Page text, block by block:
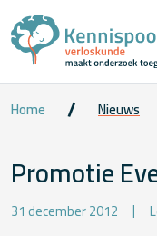
Home Nieuws
Promotie
31 december 2012